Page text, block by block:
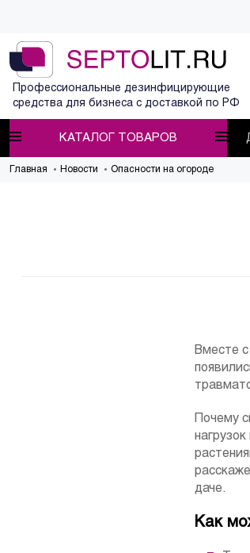
Профессиональные дезинфицирующие
средства для бизнеса с доставкой по РФ
КАТАЛОГ ТОВАРОВ
Главная Новости Опасности на огороде
Вместе
Почему
даче.
Как